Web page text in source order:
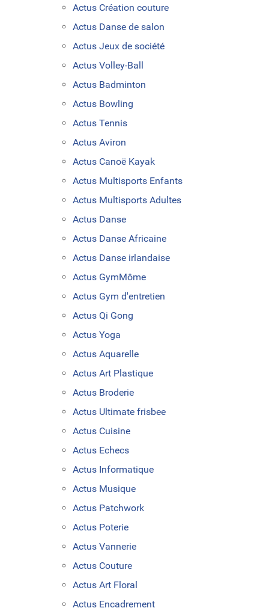
Actus Création couture
Actus Danse de salon
Actus Jeux de société
Actus Volley-Ball
Actus Badminton
Actus Bowling
Actus Tennis
Actus Aviron
Actus Canoë Kayak
Actus Multisports Enfants
Actus Multisports Adultes
Actus Danse
Actus Danse Africaine
Actus Danse irlandaise
Actus GymMôme
Actus Gym d'entretien
Actus Qi Gong
Actus Yoga
Actus Aquarelle
Actus Art Plastique
Actus Broderie
Actus Ultimate frisbee
Actus Cuisine
Actus Echecs
Actus Informatique
Actus Musique
Actus Patchwork
Actus Poterie
Actus Vannerie
Actus Couture
Actus Art Floral
Actus Encadrement